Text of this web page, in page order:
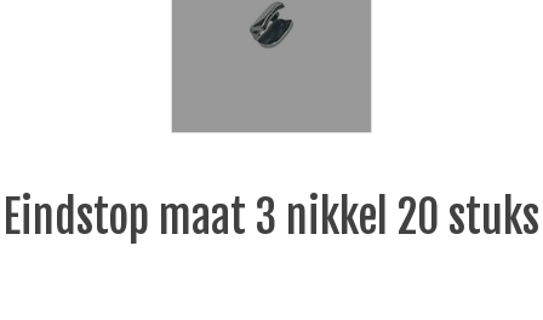
Eindstop maat 3 nikkel 20 stuks